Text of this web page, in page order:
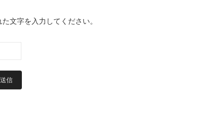
た文字を入力してください。